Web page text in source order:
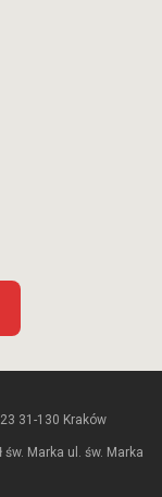
31-130 Kraków
Marka ul. św. Marka